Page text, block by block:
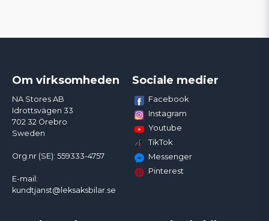
Om virksomheden
NA Stores AB
Idrottsvägen 33
702 32 Örebro
Sweden
Org.nr (SE): 559333-4757
E-mail:
kundtjanst@leksaksbilar.se
Sociale medier
Facebook
Instagram
Youtube
TikTok
Messenger
Pinterest